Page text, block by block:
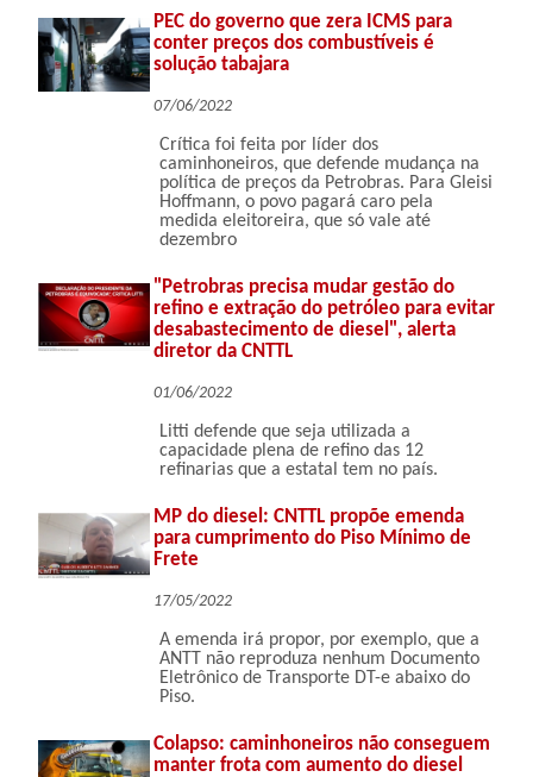
PEC do governo que zera ICMS para
conter preços dos combustíveis é
solução tabajara
07/06/2022
Crítica foi feita por líder dos
caminhoneiros, que defende mudança na
política de preços da Petrobras. Para Gleisi
Hoffmann, o povo pagará caro pela
medida eleitoreira, que só vale até
dezembro
"Petrobras precisa mudar gestão do
refino e extração do petróleo para evitar
desabastecimento de diesel", alerta
diretor da CNTTL
01/06/2022
Litti defende que seja utilizada a
capacidade plena de refino das 12
refinarias que a estatal tem no país.
MP do diesel: CNTTL propõe emenda
para cumprimento do Piso Mínimo de
Frete
17/05/2022
A emenda irá propor, por exemplo, que a
ANTT não reproduza nenhum Documento
Eletrônico de Transporte DT-e abaixo do
Piso.
Colapso: caminhoneiros não conseguem
manter frota com aumento do diesel